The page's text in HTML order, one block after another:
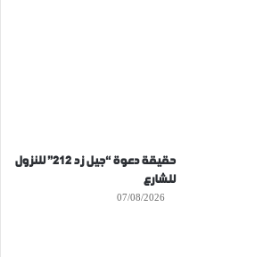
حقيقة دعوة “جيل زد 212” للنزول
للشارع
07/08/2026